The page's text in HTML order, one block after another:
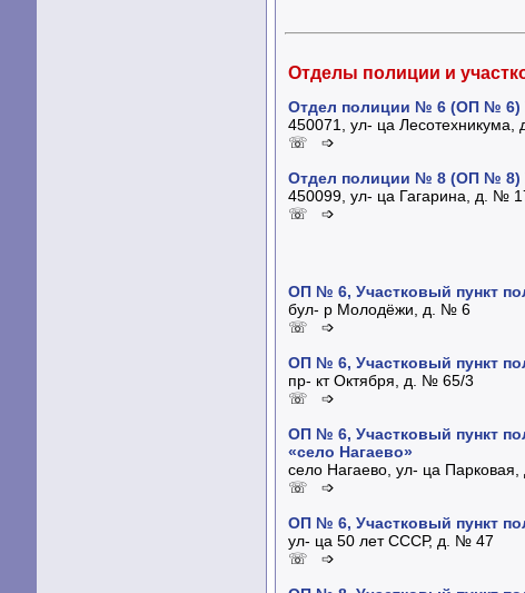
Отделы полиции и
Отдел полиции № 6 (ОП № 6)
450071, ул- ца
☏ ➩
Отдел полиции № 8 (ОП № 8)
450099, ул- ца Гагарина, д. №
☏ ➩
ОП № 6, Участковый пункт
бул- р Молодёжи, д. № 6
☏ ➩
ОП № 6, Участковый пункт
пр- кт Октября, д. № 65/3
☏ ➩
ОП № 6, Участковый пункт
«село Нагаево»
село Нагаево, ул- ца
☏ ➩
ОП № 6, Участковый пункт
ул- ца 50 лет СССР, д. № 47
☏ ➩